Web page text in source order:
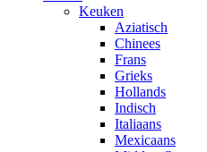
Keuken
Aziatisch
Chinees
Frans
Grieks
Hollands
Indisch
Italiaans
Mexicaans